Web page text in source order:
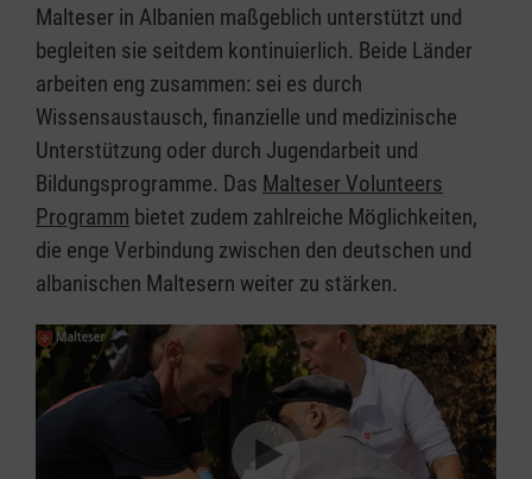
Malteser in Albanien maßgeblich unterstützt und
begleiten sie seitdem kontinuierlich. Beide Länder
arbeiten eng zusammen: sei es durch
Wissensaustausch, finanzielle und medizinische
Unterstützung oder durch Jugendarbeit und
Bildungsprogramme. Das Malteser Volunteers
Programm bietet zudem zahlreiche Möglichkeiten,
die enge Verbindung zwischen den deutschen und
albanischen Maltesern weiter zu stärken.